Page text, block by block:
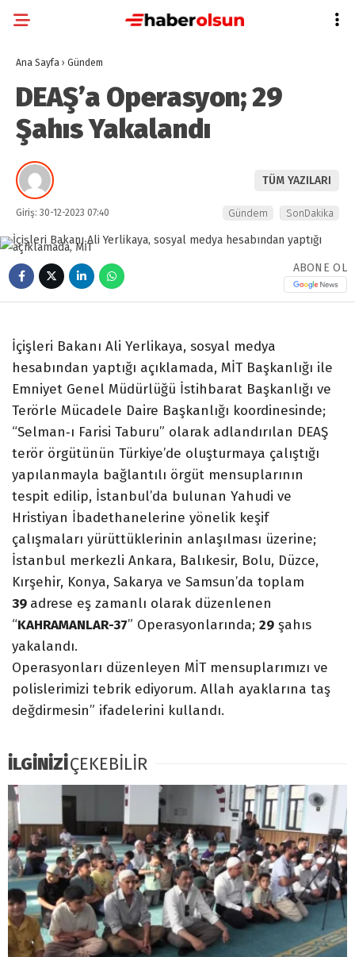
Ana Sayfa › Gündem
DEAŞ’a Operasyon; 29
Şahıs Yakalandı
TÜM YAZILARI
Giriş: 30-12-2023 07:40 Gündem SonDakika
ABONE OL
İçişleri Bakanı Ali Yerlikaya, sosyal medya
hesabından yaptığı açıklamada, MİT Başkanlığı ile
Emniyet Genel Müdürlüğü İstihbarat Başkanlığı ve
Terörle Mücadele Daire Başkanlığı koordinesinde;
“Selman‐ı Farisi Taburu” olarak adlandırılan DEAŞ
terör örgütünün Türkiye’de oluşturmaya çalıştığı
yapılanmayla bağlantılı örgüt mensuplarının
tespit edilip, İstanbul’da bulunan Yahudi ve
Hristiyan İbadethanelerine yönelik keşif
çalışmaları yürüttüklerinin anlaşılması üzerine;
İstanbul merkezli Ankara, Balıkesir, Bolu, Düzce,
Kırşehir, Konya, Sakarya ve Samsun’da toplam
39 adrese eş zamanlı olarak düzenlenen
“KAHRAMANLAR-37” Operasyonlarında; 29 şahıs
yakalandı.
Operasyonları düzenleyen MİT mensuplarımızı ve
polislerimizi tebrik ediyorum. Allah ayaklarına taş
değdirmesin” ifadelerini kullandı.
İLGİNİZİÇEKEBİLİR